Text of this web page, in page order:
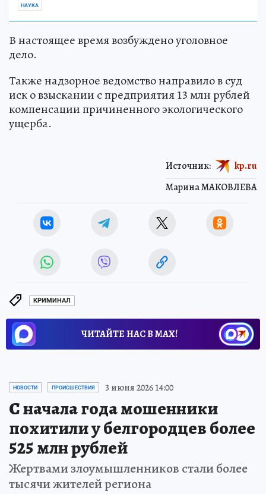
НАУКА
В настоящее время возбуждено уголовное
дело.
Также надзорное ведомство направило в суд
иск о взыскании с предприятия 13 млн рублей
компенсации причиненного экологического
ущерба.
Марина МАКОВЛЕВА
Источник: kp.ru
КРИМИНАЛ
ЧИТАЙТЕ НАС В МАХ!
НОВОСТИ ПРОИСШЕСТВИЯ 3 июня 2026 14:00
С начала года мошенники
похитили у белгородцев более
525 млн рублей
Жертвами злоумышленников стали более
тысячи жителей региона